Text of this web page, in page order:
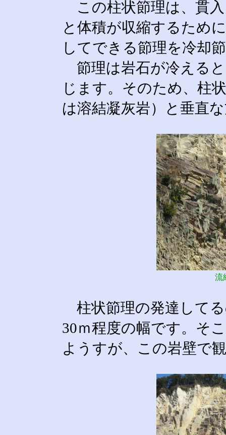
この柱状節理は、貫
と体積が収縮するため
してできる節理を冷却
節理は岩石が冷える
じます。そのため、柱
は溶結凝灰岩）と垂直
流
柱状節理の発達して
30ｍ程度の幅です。そ
ようすが、この岩壁で